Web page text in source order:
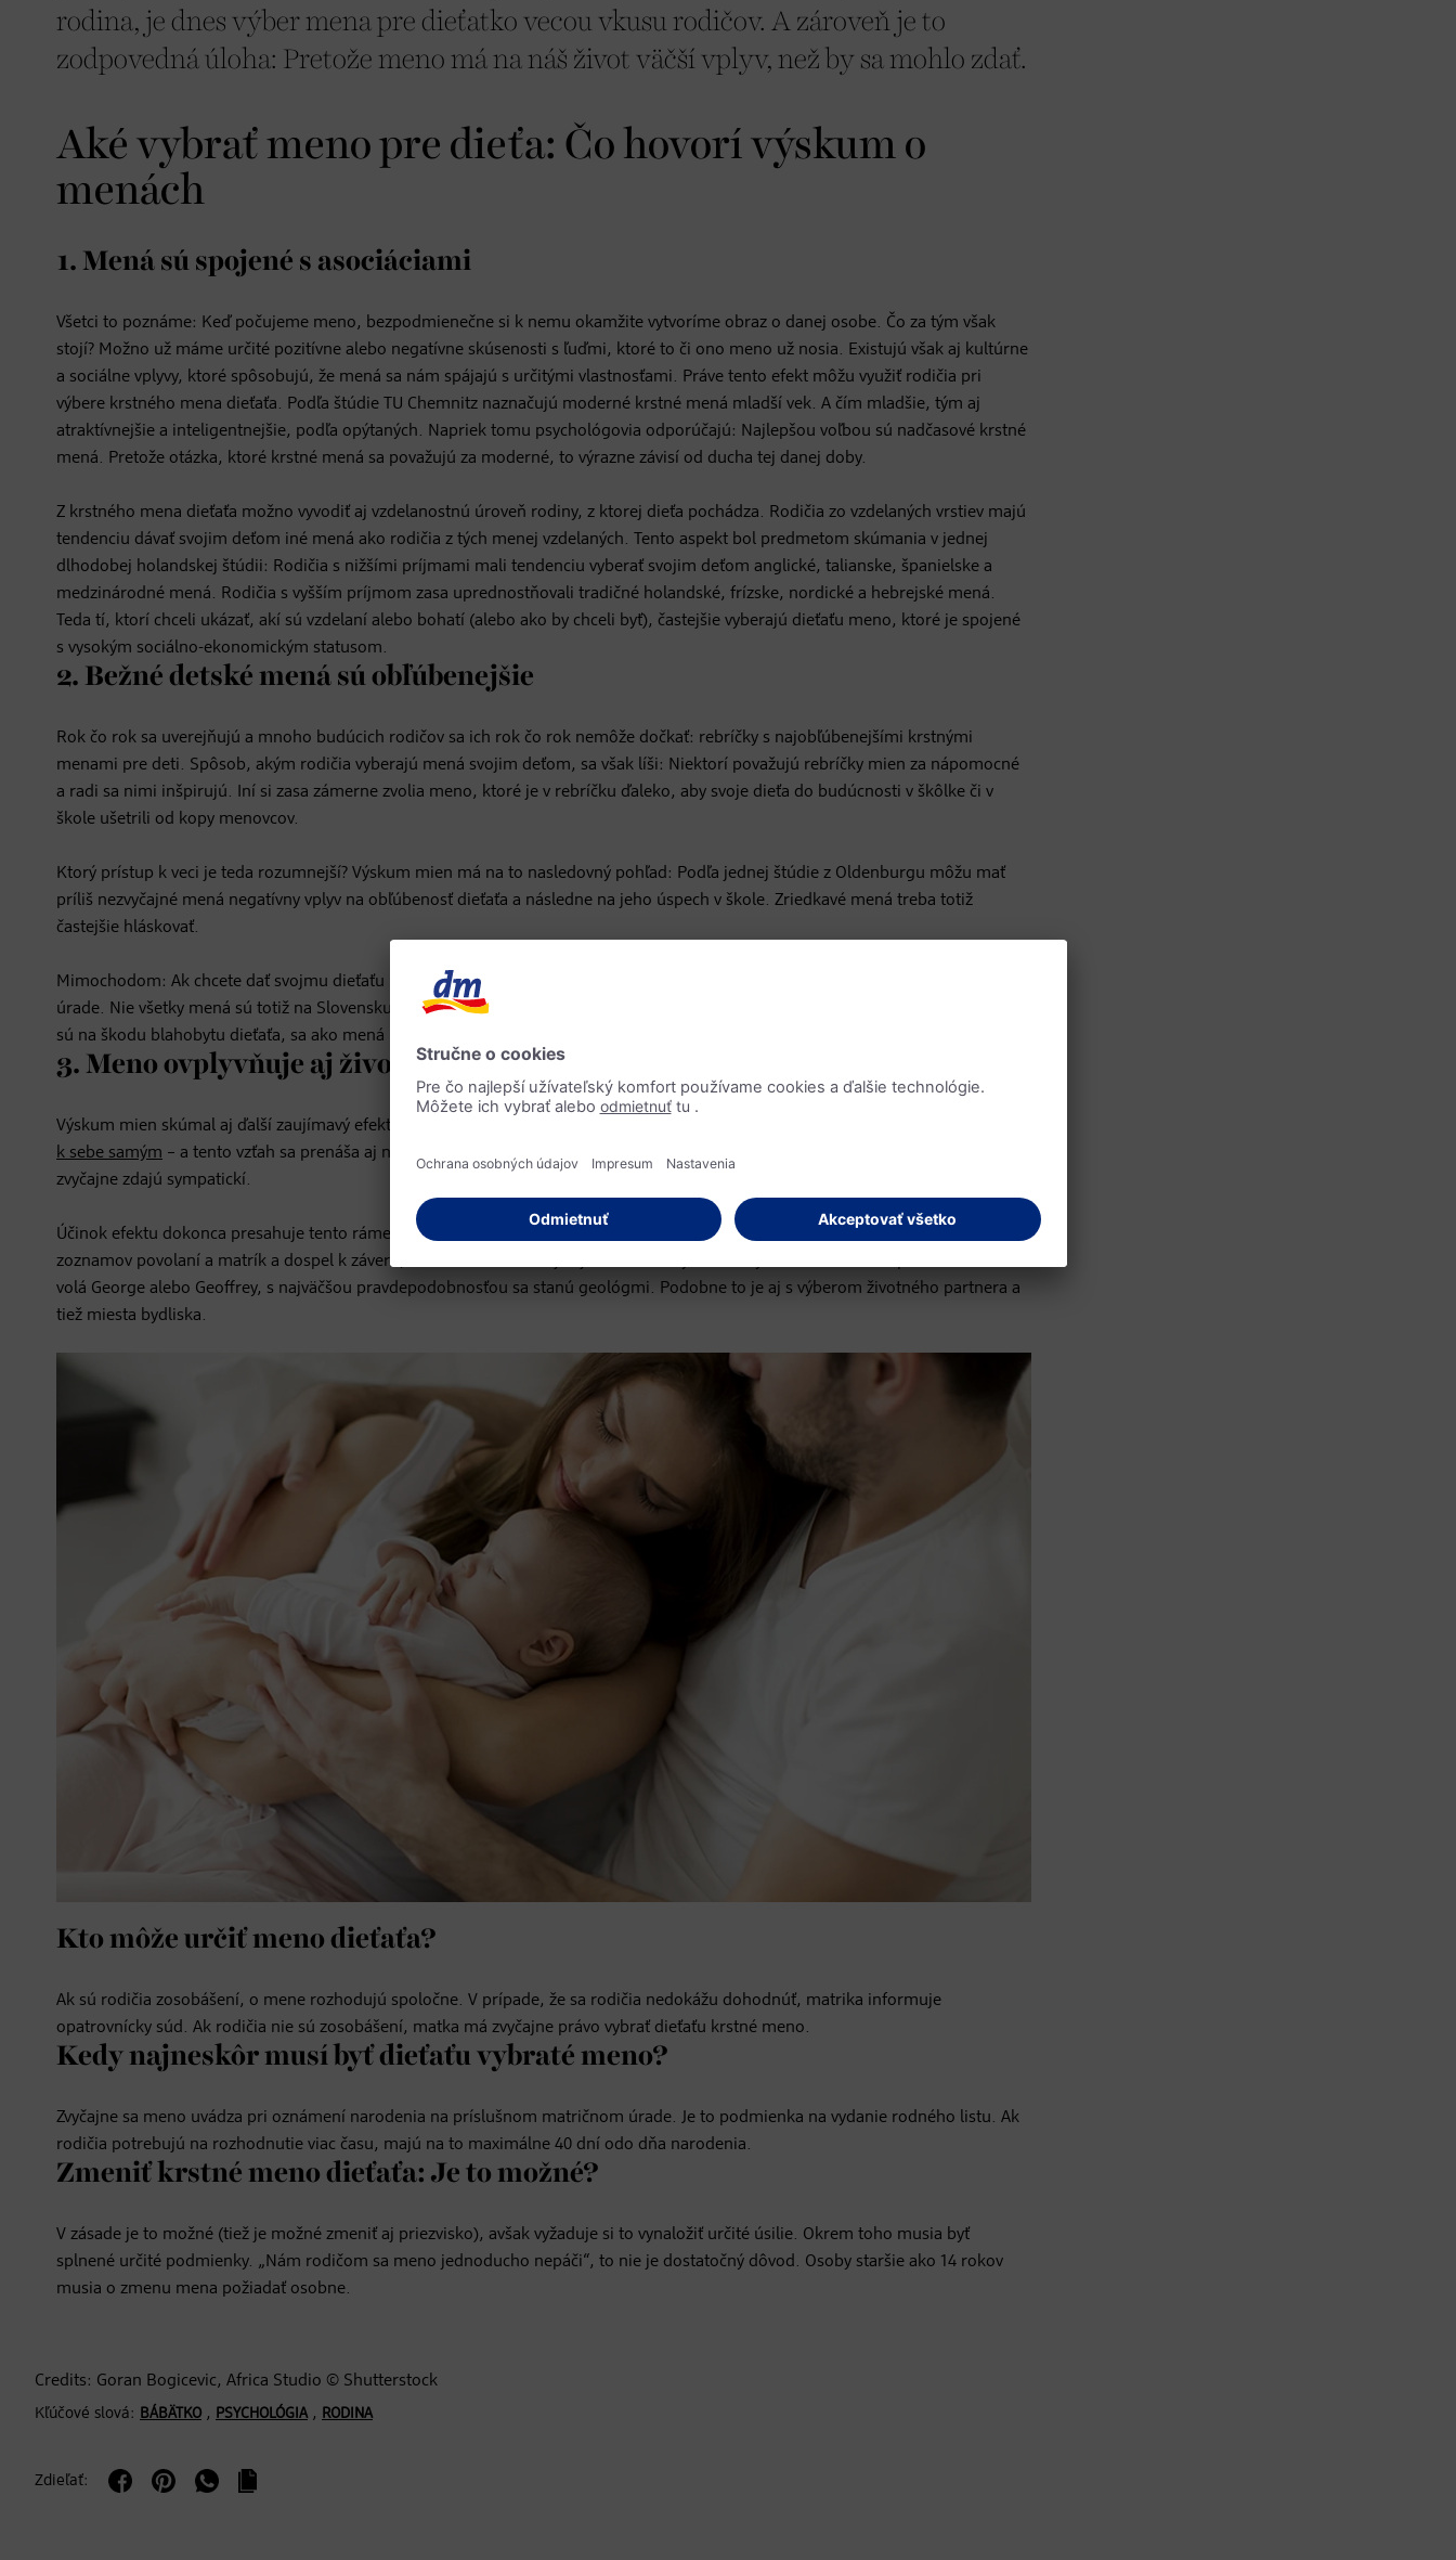
rodina, je dnes výber mena pre dieťatko vecou vkusu rodičov. A zároveň je to
zodpovedná úloha: Pretože meno má na náš život väčší vplyv, než by sa mohlo zdať.
Aké vybrať meno pre dieťa: Čo hovorí výskum o
menách
1. Mená sú spojené s asociáciami
Všetci to poznáme: Keď počujeme meno, bezpodmienečne si k nemu okamžite vytvoríme obraz o danej osobe. Čo za tým však
stojí? Možno už máme určité pozitívne alebo negatívne skúsenosti s ľuďmi, ktoré to či ono meno už nosia. Existujú však aj kultúrne
a sociálne vplyvy, ktoré spôsobujú, že mená sa nám spájajú s určitými vlastnosťami. Práve tento efekt môžu využiť rodičia pri
výbere krstného mena dieťaťa. Podľa štúdie TU Chemnitz naznačujú moderné krstné mená mladší vek. A čím mladšie, tým aj
atraktívnejšie a inteligentnejšie, podľa opýtaných. Napriek tomu psychológovia odporúčajú: Najlepšou voľbou sú nadčasové krstné
mená. Pretože otázka, ktoré krstné mená sa považujú za moderné, to výrazne závisí od ducha tej danej doby.
Z krstného mena dieťaťa možno vyvodiť aj vzdelanostnú úroveň rodiny, z ktorej dieťa pochádza. Rodičia zo vzdelaných vrstiev majú
tendenciu dávať svojim deťom iné mená ako rodičia z tých menej vzdelaných. Tento aspekt bol predmetom skúmania v jednej
dlhodobej holandskej štúdii: Rodičia s nižšími príjmami mali tendenciu vyberať svojim deťom anglické, talianske, španielske a
medzinárodné mená. Rodičia s vyšším príjmom zasa uprednostňovali tradičné holandské, frízske, nordické a hebrejské mená.
Teda tí, ktorí chceli ukázať, akí sú vzdelaní alebo bohatí (alebo ako by chceli byť), častejšie vyberajú dieťaťu meno, ktoré je spojené
s vysokým sociálno-ekonomickým statusom.
2. Bežné detské mená sú obľúbenejšie
Rok čo rok sa uverejňujú a mnoho budúcich rodičov sa ich rok čo rok nemôže dočkať: rebríčky s najobľúbenejšími krstnými
menami pre deti. Spôsob, akým rodičia vyberajú mená svojim deťom, sa však líši: Niektorí považujú rebríčky mien za nápomocné
a radi sa nimi inšpirujú. Iní si zasa zámerne zvolia meno, ktoré je v rebríčku ďaleko, aby svoje dieťa do budúcnosti v škôlke či v
škole ušetrili od kopy menovcov.
Ktorý prístup k veci je teda rozumnejší? Výskum mien má na to nasledovný pohľad: Podľa jednej štúdie z Oldenburgu môžu mať
príliš nezvyčajné mená negatívny vplyv na obľúbenosť dieťaťa a následne na jeho úspech v škole. Zriedkavé mená treba totiž
častejšie hláskovať.
Mimochodom: Ak chcete dať svojmu dieťaťu nezvyčajné meno, o takýchto menách sa možno informovať priamo na matričnom
úrade. Nie všetky mená sú totiž na Slovensku povolené zákonom: Označenia či názvy, ktoré sa bežne nepoužívajú ako mená alebo
sú na škodu blahobytu dieťaťa, sa ako mená používať nesmú.
3. Meno ovplyvňuje aj životné rozhodnutia
Výskum mien skúmal aj ďalší zaujímavý efekt a síce „name letter“ efekt. Tkvie v tom, že väčšina ľudí má podľa neho pozitívny
k sebe samým – a tento vzťah sa prenáša aj na veci a ľudí, o ktorých majú pocit, že k nim patria. Z tohto dôvodu sa nám menovci
zvyčajne zdajú sympatickí.
Účinok efektu dokonca presahuje tento rámec: americký sociálny psychológ Brett Pelham prešiel nespočetné množstvo mien,
zoznamov povolaní a matrík a dospel k záveru, že meno často určuje aj smer dôležitých životných rozhodnutí. Napríklad ak sa muž
volá George alebo Geoffrey, s najväčšou pravdepodobnosťou sa stanú geológmi. Podobne to je aj s výberom životného partnera a
tiež miesta bydliska.
Kto môže určiť meno dieťaťa?
Ak sú rodičia zosobášení, o mene rozhodujú spoločne. V prípade, že sa rodičia nedokážu dohodnúť, matrika informuje
opatrovnícky súd. Ak rodičia nie sú zosobášení, matka má zvyčajne právo vybrať dieťaťu krstné meno.
Kedy najneskôr musí byť dieťaťu vybraté meno?
Zvyčajne sa meno uvádza pri oznámení narodenia na príslušnom matričnom úrade. Je to podmienka na vydanie rodného listu. Ak
rodičia potrebujú na rozhodnutie viac času, majú na to maximálne 40 dní odo dňa narodenia.
Zmeniť krstné meno dieťaťa: Je to možné?
V zásade je to možné (tiež je možné zmeniť aj priezvisko), avšak vyžaduje si to vynaložiť určité úsilie. Okrem toho musia byť
splnené určité podmienky. „Nám rodičom sa meno jednoducho nepáči“, to nie je dostatočný dôvod. Osoby staršie ako 14 rokov
musia o zmenu mena požiadať osobne.
Credits: Goran Bogicevic, Africa Studio © Shutterstock
Kľúčové slová: BÁBÄTKO , PSYCHOLÓGIA, RODINA
Zdieľať: